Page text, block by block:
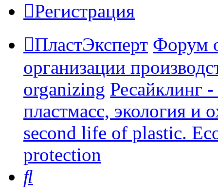
Регистрация
ПластЭксперт Форум
организации
organizing Ресайклинг
пластмасс, экология и
second life of plastic.
protection